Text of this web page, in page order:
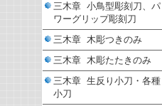
三木章 小鳥型彫刻刀、パ
ワーグリップ彫刻刀
三木章 木彫つきのみ
三木章 木彫たたきのみ
三木章 生反り小刀・各種
小刀